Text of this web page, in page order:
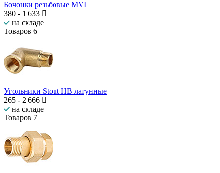
Бочонки резьбовые MVI
380 - 1 633
на складе
Товаров 6
Угольники Stout НВ латунные
265 - 2 666
на складе
Товаров 7